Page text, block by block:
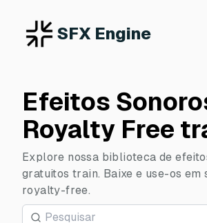
SFX Engine
Efeitos
Royalty Free
Explore nossa biblioteca de
gratuitos train. Baixe e use-os em
royalty-free.